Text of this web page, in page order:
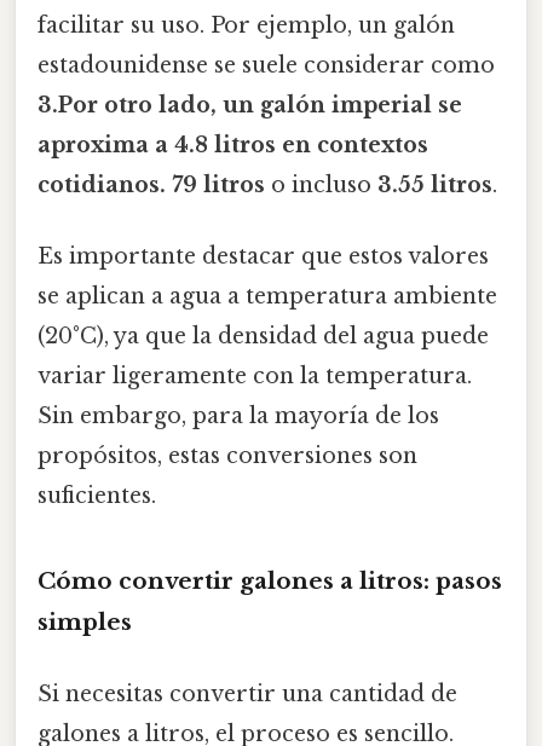
facilitar su uso. Por ejemplo, un galón
estadounidense se suele considerar como
3.Por otro lado, un galón imperial se
aproxima a 4.8 litros en contextos
cotidianos. 79 litros o incluso 3.55 litros.
Es importante destacar que estos valores
se aplican a agua a temperatura ambiente
(20°C), ya que la densidad del agua puede
variar ligeramente con la temperatura.
Sin embargo, para la mayoría de los
propósitos, estas conversiones son
suficientes.
Cómo convertir galones a litros: pasos
simples
Si necesitas convertir una cantidad de
galones a litros, el proceso es sencillo.